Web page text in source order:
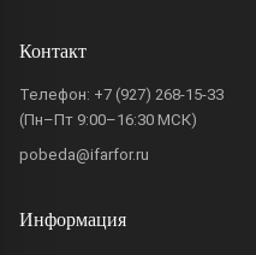
Контакт
Телефон: +7 (927) 268-15-33
(Пн–Пт 9:00–16:30 МСК)
pobeda@ifarfor.ru
Информация